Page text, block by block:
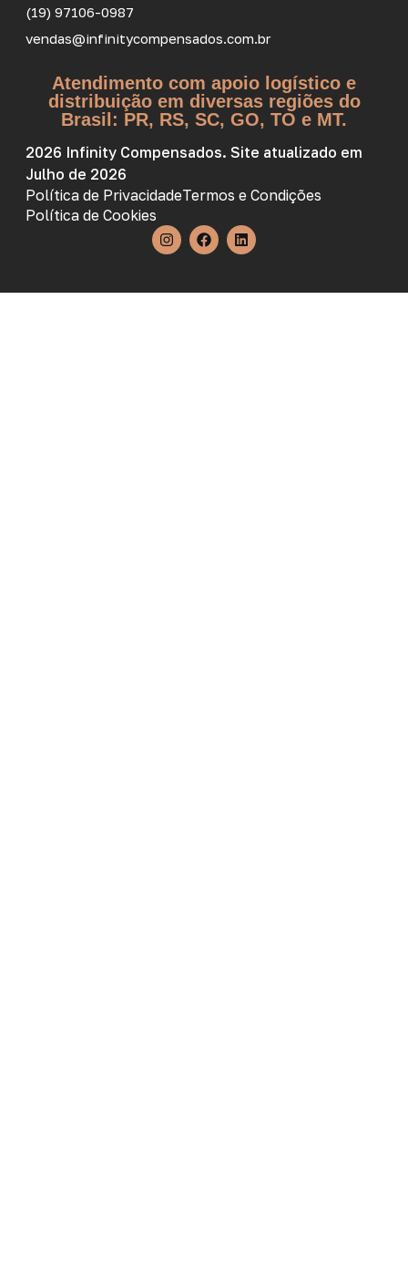
(19) 97106-0987
vendas@infinitycompensados.com.br
Atendimento com apoio logístico e
distribuição em diversas regiões do
Brasil: PR, RS, SC, GO, TO e MT.
2026 Infinity Compensados. Site atualizado em
Julho de 2026
Política de PrivacidadeTermos e Condições
Política de Cookies